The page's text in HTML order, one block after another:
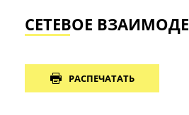
СЕТЕВОЕ
РАСПЕЧАТАТЬ